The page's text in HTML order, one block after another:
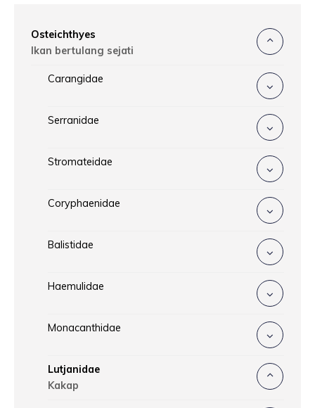
Osteichthyes
Ikan bertulang sejati
Carangidae
Serranidae
Stromateidae
Coryphaenidae
Balistidae
Haemulidae
Monacanthidae
Lutjanidae
Kakap